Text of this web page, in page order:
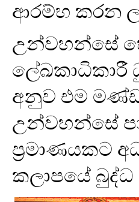
ආරම්භ කරන
උන්වහන්සේ
ලේඛකාධිකාරී
අනුව එම
උන්වහන්සේ
ප්‍රමාණයකට
කලාපයේ බුද්ධ